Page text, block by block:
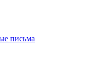
письма